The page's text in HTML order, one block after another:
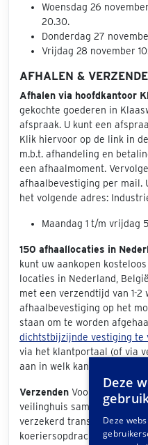
Woensdag 26
20.30.
Donderdag 27
Vrijdag 28 november
AFHALEN &
Afhalen via hoofdkantoor
gekochte goederen in
afspraak. U kunt een
Klik hiervoor op de link in
m.b.t. afhandeling en
een afhaalmoment.
afhaalbevestiging per mail.
het volgende adres:
Maandag 1 t/m vrijdag
150 afhaallocaties in
kunt uw aankopen
locaties in Nederland,
met een verzendtijd van 1-2
afhaalbevestiging op het
staan om te worden
dichtstbijzijnde vestiging te
via het klantportaal (of via
aan in welk kantoor u uw
Verzenden Voor het
veilinghuis samen met
verzekerd transport
koeriersopdrachten tot het
Deze
Deze